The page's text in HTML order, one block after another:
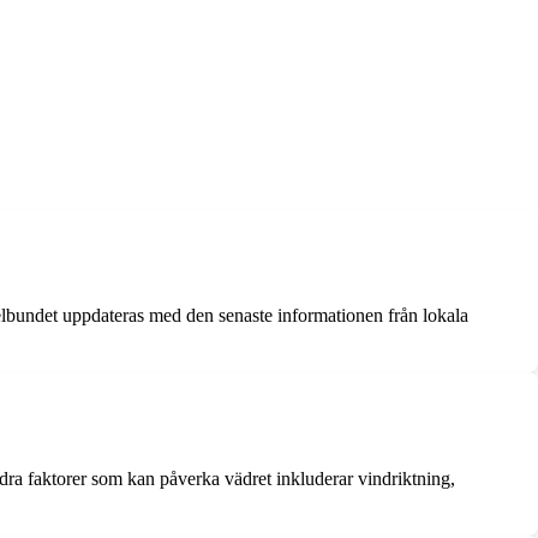
uppdateras med den senaste informationen från lokala
faktorer som kan påverka vädret inkluderar vindriktning,